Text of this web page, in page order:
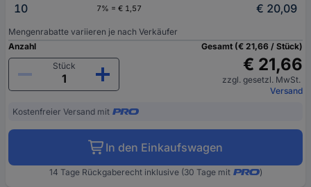
10
7% = € 1,57 € 20,09
Mengenrabatte variieren je nach Verkäufer
Anzahl
Stück
Gesamt (€ 21,66 / Stück)
€ 21,66
zzgl. gesetzl. MwSt.
Versand
Kostenfreier Versand mit
In den Einkaufswagen
14 Tage Rückgaberecht inklusive (30 Tage mit )